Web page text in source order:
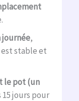
,
stable et
le pot (un
15 jours pour